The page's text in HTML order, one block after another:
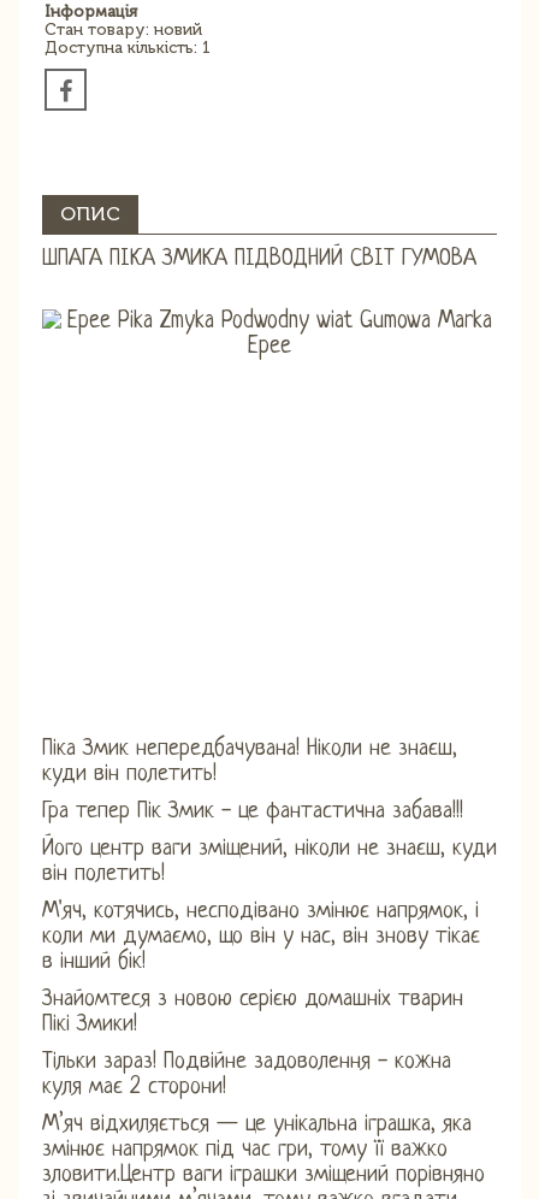
Інформація
Стан товару: новий
Доступна кількість: 1
ОПИС
ШПАГА ПІКА ЗМИКА ПІДВОДНИЙ СВІТ ГУМОВА
Піка Змик непередбачувана! Ніколи не знаєш,
куди він полетить!
Гра тепер Пік Змик - це фантастична забава!!!
Його центр ваги зміщений, ніколи не знаєш, куди
він полетить!
М'яч, котячись, несподівано змінює напрямок, і
коли ми думаємо, що він у нас, він знову тікає
в інший бік!
Знайомтеся з новою серією домашніх тварин
Пікі Змики!
Тільки зараз! Подвійне задоволення - кожна
куля має 2 сторони!
М’яч відхиляється — це унікальна іграшка, яка
змінює напрямок під час гри, тому її важко
зловити.Центр ваги іграшки зміщений порівняно